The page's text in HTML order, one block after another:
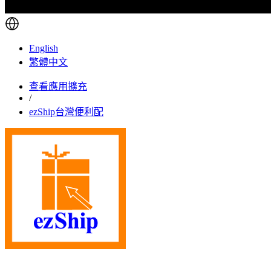
English
繁體中文
查看應用擴充
/
ezShip台灣便利配